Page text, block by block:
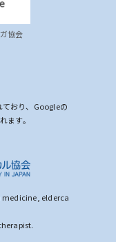
協会
ており、Googleの
ます。
elderca